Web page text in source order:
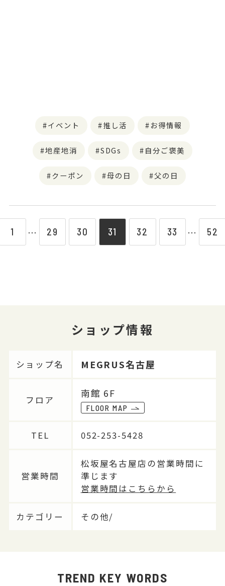
イベント 推し活 お得情報
地産地消 SDGs 自分ご褒美
クーポン 母の日 父の日
1 ⋯ 29 30 31 32 33 ⋯ 52
ショップ情報
ショップ名 MEGRUS名古屋
フロア
南館 6F
FLOOR MAP
TEL 052-253-5428
営業時間
松坂屋名古屋店の営業時間に
準じます
営業時間はこちらから
カテゴリー その他/
TREND KEY WORDS